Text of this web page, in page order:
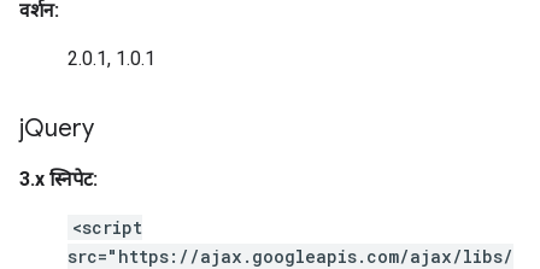
वर्शन:
2.0.1, 1.0.1
jQuery
3.x स्निपेट:
<script
src="https://ajax.googleapis.com/ajax/libs/